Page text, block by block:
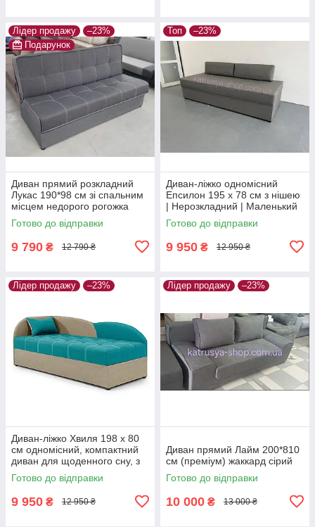
Лідер продажу
–23%
Подарунок
Диван прямий розкладний
Лукас 190*98 см зі спальним
місцем недорого рогожка
сірий
Готово до відправки
9 790 ₴ 12 790 ₴
Топ –23%
Диван-ліжко одномісний
Епсилон 195 х 78 см з нішею
| Нерозкладний | Маленький
диван для щоденного сну |
сірий
Готово до відправки
9 950 ₴ 12 950 ₴
Лідер продажу –23%
Диван-ліжко Хвиля 198 х 80
см одномісний, компактний
диван для щоденного сну, з
нішею, рогожка, аква з
карамеллю, лівий
Готово до відправки
9 950 ₴ 12 950 ₴
Лідер продажу –23%
Диван прямий Лайм 200*810
см (преміум) жаккард сірий
Готово до відправки
10 000 ₴ 13 000 ₴